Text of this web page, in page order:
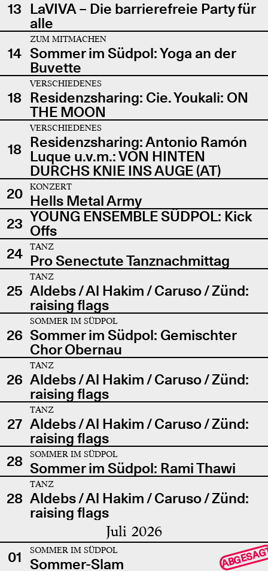
13 LaVIVA – Die barrierefreie Party für
alle
14
ZUM MITMACHEN
Sommer im Südpol: Yoga an der
Buvette
18
VERSCHIEDENES
Residenzsharing: Cie. Youkali: ON
THE MOON
18
VERSCHIEDENES
Residenzsharing: Antonio Ramón
Luque u.v.m.: VON HINTEN
DURCHS KNIE INS AUGE (AT)
20
KONZERT
Hells Metal Army
23 YOUNG ENSEMBLE SÜDPOL: Kick
Offs
24
TANZ
Pro Senectute Tanznachmittag
25
TANZ
Aldebs / Al Hakim / Caruso / Zünd:
raising flags
26
SOMMER IM SÜDPOL
Sommer im Südpol: Gemischter
Chor Obernau
26
TANZ
Aldebs / Al Hakim / Caruso / Zünd:
raising flags
27
TANZ
Aldebs / Al Hakim / Caruso / Zünd:
raising flags
28
SOMMER IM SÜDPOL
Sommer im Südpol: Rami Thawi
28
TANZ
Aldebs / Al Hakim / Caruso / Zünd:
raising flags
Juli 2026
01 SOMMER IM SÜDPOL
Sommer-Slam